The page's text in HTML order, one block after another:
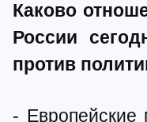
Каково
России
против
-